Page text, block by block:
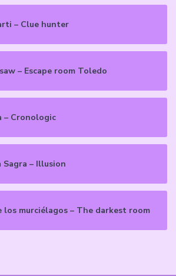
– Clue hunter
– Escape room Toledo
– Cronologic
– Illusion
los murciélagos – The darkest room